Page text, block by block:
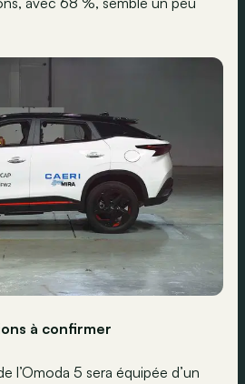
à confirmer
l’Omoda 5 sera équipée d’un